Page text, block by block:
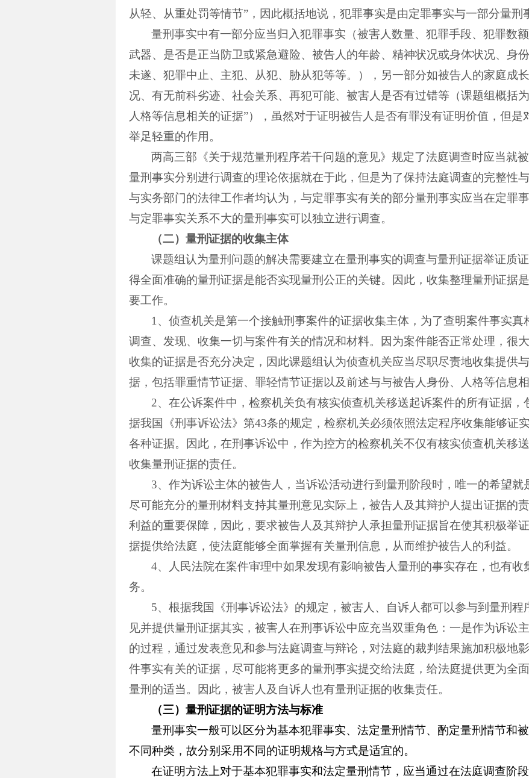
从轻、从重处罚等情节”，因此概括地说，犯罪事实是由定罪事实与一部分量刑
量刑事实中有一部分应当归入犯罪事实（被害人数量、犯罪手段、犯罪数
武器、是否是正当防卫或紧急避险、被告人的年龄、精神状况或身体状况、身
未遂、犯罪中止、主犯、从犯、胁从犯等等。），另一部分如被告人的家庭成
况、有无前科劣迹、社会关系、再犯可能、被害人是否有过错等（课题组概括为
人格等信息相关的证据”），虽然对于证明被告人是否有罪没有证明价值，但是
举足轻重的作用。
两高三部《关于规范量刑程序若干问题的意见》规定了法庭调查时应当就
量刑事实分别进行调查的理论依据就在于此，但是为了保持法庭调查的完整性
与实务部门的法律工作者均认为，与定罪事实有关的部分量刑事实应当在定罪
与定罪事实关系不大的量刑事实可以独立进行调查。
（二）量刑证据的收集主体
课题组认为量刑问题的解决需要建立在量刑事实的调查与量刑证据举证质
得全面准确的量刑证据是能否实现量刑公正的关键。因此，收集整理量刑证据
要工作。
1 、侦查机关是第一个接触刑事案件的证据收集主体，为了查明案件事实真
调查、发现、收集一切与案件有关的情况和材料。因为案件能否正常处理，很
收集的证据是否充分决定，因此课题组认为侦查机关应当尽职尽责地收集提供
据，包括罪重情节证据、罪轻情节证据以及前述与与被告人身份、人格等信息相
2、在公诉案件中，检察机关负有核实侦查机关移送起诉案件的所有证据，
据我国《刑事诉讼法》第43条的规定，检察机关必须依照法定程序收集能够证
各种证据。因此，在刑事诉讼中，作为控方的检察机关不仅有核实侦查机关移
收集量刑证据的责任。
3、作为诉讼主体的被告人，当诉讼活动进行到量刑阶段时，唯一的希望就
尽可能充分的量刑材料支持其量刑意见实际上，被告人及其辩护人提出证据的
利益的重要保障，因此，要求被告人及其辩护人承担量刑证据旨在使其积极举
据提供给法庭，使法庭能够全面掌握有关量刑信息，从而维护被告人的利益。
4、人民法院在案件审理中如果发现有影响被告人量刑的事实存在，也有收
务。
5、根据我国《刑事诉讼法》的规定，被害人、自诉人都可以参与到量刑程
见并提供量刑证据其实，被害人在刑事诉讼中应充当双重角色：一是作为诉讼
的过程，通过发表意见和参与法庭调查与辩论，对法庭的裁判结果施加积极地
件事实有关的证据，尽可能将更多的量刑事实提交给法庭，给法庭提供更为全
量刑的适当。因此，被害人及自诉人也有量刑证据的收集责任。
（三）量刑证据的证明方法与标准
量刑事实一般可以区分为基本犯罪事实、法定量刑情节、酌定量刑情节和
不同种类，故分别采用不同的证明规格与方式是适宜的。
在证明方法上对于基本犯罪事实和法定量刑情节，应当通过在法庭调查阶